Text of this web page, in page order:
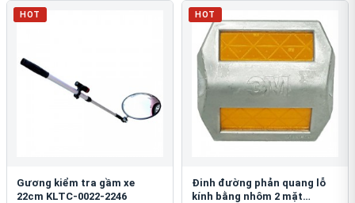
HOT
Gương kiểm tra gầm xe
22cm KLTC-0022-2246
HOT
Đinh đường phản quang lỗ
kính bằng nhôm 2 mặt